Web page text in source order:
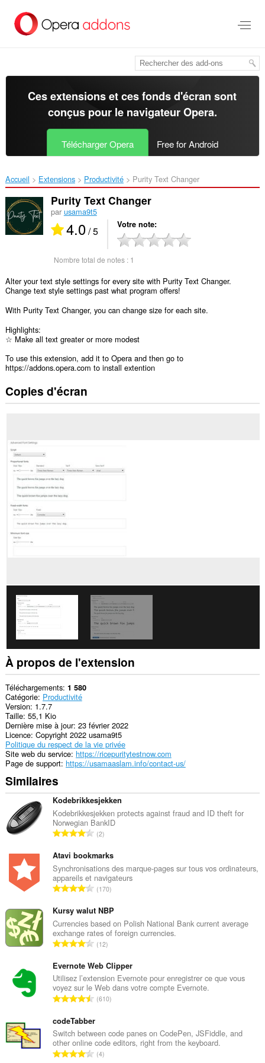
contenu
Ces extensions et ces fonds d'écran sont
conçus pour le navigateur Opera.
Télécharger Opera Free for Android
Accueil Extensions Productivité Purity Text Changer‎
Purity Text Changer
par usama9t5
4.0/ 5 Votre note
Nombre total de notes : 1
Alter your text style settings for every site with Purity Text Changer.
Change text style settings past what program offers!
With Purity Text Changer, you can change size for each site.
Highlights:
☆ Make all text greater or more modest
To use this extension, add it to Opera and then go to
https://addons.opera.com to install extention
Copies d'écran
À propos de l'extension
Téléchargements 1 580
Catégorie Productivité
Version 1.7.7
Taille 55,1 Kio
Dernière mise à jour 23 février 2022
Licence Copyright 2022 usama9t5
Politique du respect de la vie privée
Site web du service https://ricepuritytestnow.com
Page de support https://usamaaslam.info/contact-us/
Similaires
Kodebrikkesjekken
Kodebrikkesjekken protects against fraud and ID theft for
Norwegian BankID
N
m
b
r
e
o
t
a
d
e
n
o
e
s
:
2
Atavi bookmarks
Synchronisations des marque-pages sur tous vos ordinateurs,
appareils et navigateurs
N
m
b
r
e
o
t
a
d
e
n
o
170
Kursy walut NBP
Currencies based on Polish National Bank current average
exchange rates of foreign currencies.
N
m
b
r
e
o
t
a
12
Evernote Web Clipper
Utilisez l’extension Evernote pour enregistrer ce que vous
voyez sur le Web dans votre compte Evernote.
N
m
b
r
e
610
codeTabber
Switch between code panes on CodePen, JSFiddle, and
other online code editors, right from the keyboard.
N4